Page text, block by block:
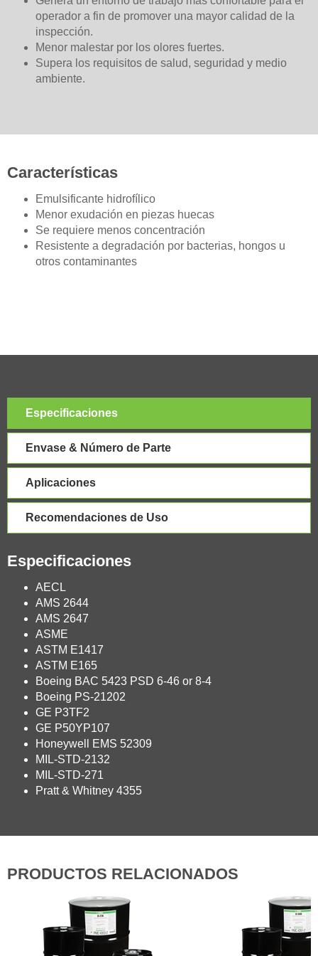
operador a fin de promover una mayor calidad de la
inspección.
Menor malestar por los olores fuertes.
Supera los requisitos de salud, seguridad y medio
ambiente.
Características
Emulsificante hidrofílico
Menor exudación en piezas huecas
Se requiere menos concentración
Resistente a degradación por bacterias, hongos u
otros contaminantes
Especificaciones
Envase & Número de Parte
Aplicaciones
Recomendaciones de Uso
Especificaciones
AECL
AMS 2644
AMS 2647
ASME
ASTM E1417
ASTM E165
Boeing BAC 5423 PSD 6-46 or 8-4
Boeing PS-21202
GE P3TF2
GE P50YP107
Honeywell EMS 52309
MIL-STD-2132
MIL-STD-271
Pratt & Whitney 4355
PRODUCTOS RELACIONADOS